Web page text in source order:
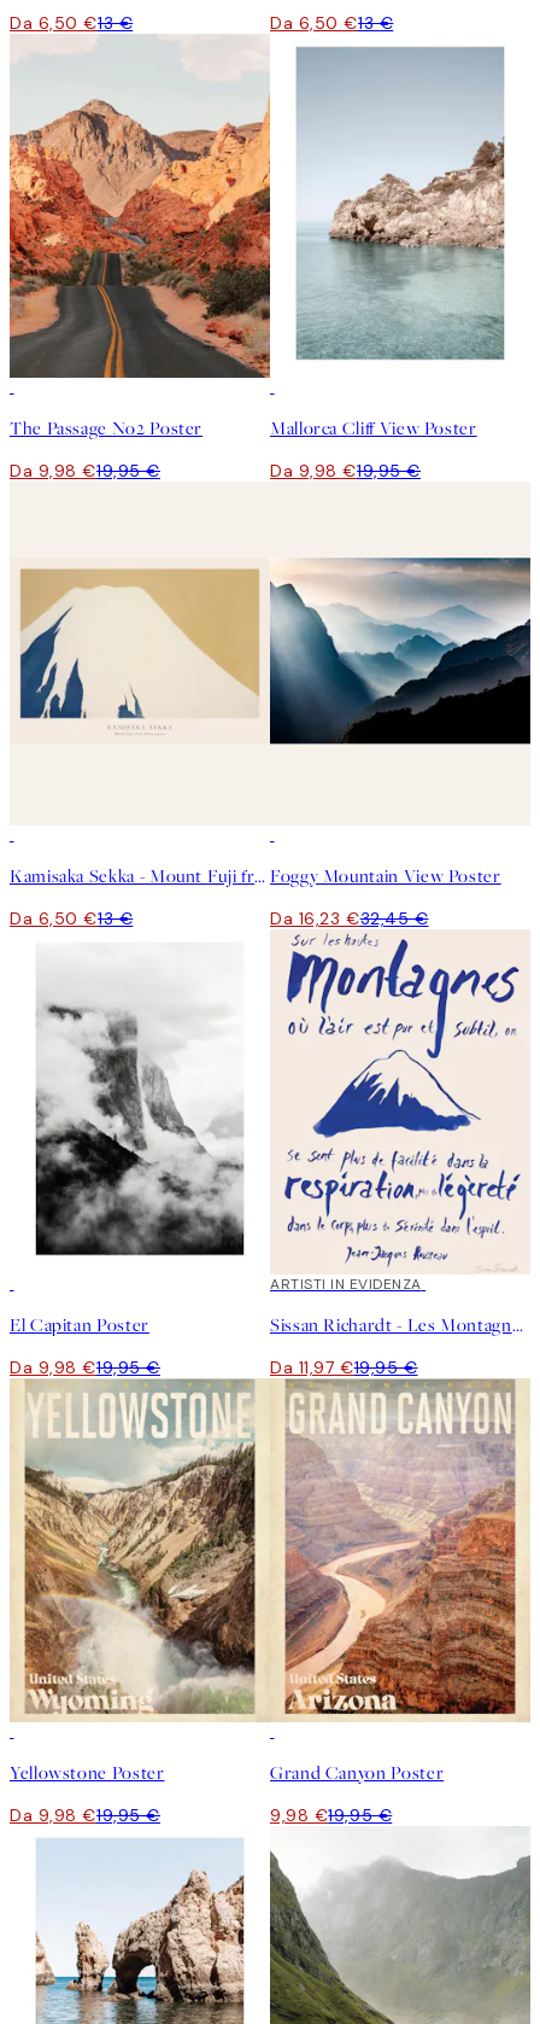
Da 6,50 €13 € Da 6,50 €13 €
The Passage No2 Poster
Da 9,98 €19,95 €
Mallorca Cliff View Poster
Da 9,98 €19,95 €
Kamisaka Sekka - Mount Fuji from Momoyogusa Poster
Da 6,50 €13 €
Foggy Mountain View Poster
Da 16,23 €32,45 €
El Capitan Poster
Da 9,98 €19,95 €
40%*
ARTISTI IN EVIDENZA
Sissan Richardt - Les Montagnes Poster
Da 11,97 €19,95 €
Yellowstone Poster
Da 9,98 €19,95 €
Grand Canyon Poster
9,98 €19,95 €